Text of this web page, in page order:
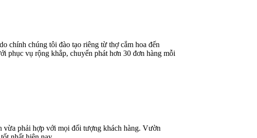
chính chúng tôi đào tạo riêng từ thợ cắm hoa đến
phục vụ rộng khắp, chuyển phát hơn 30 đơn hàng mỗi
phải hợp với mọi đối tượng khách hàng. Vườn